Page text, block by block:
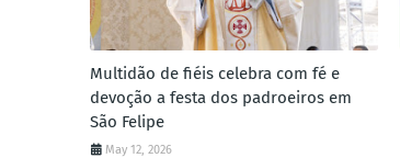
Multidão de fiéis celebra com fé e
devoção a festa dos padroeiros em
São Felipe
May 12, 2026